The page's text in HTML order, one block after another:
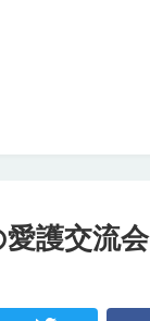
愛護交流